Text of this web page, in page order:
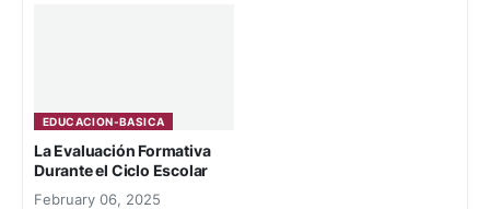
EDUCACION-BASICA
La Evaluación Formativa
Durante el Ciclo Escolar
February 06, 2025